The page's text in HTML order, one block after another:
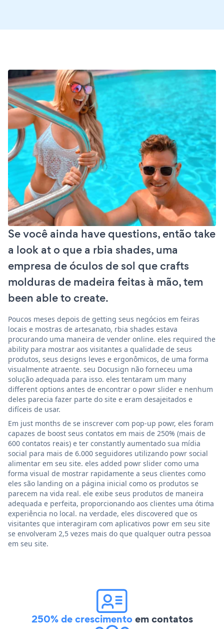
Se você ainda have questions, então take
a look at o que a rbia shades, uma
empresa de óculos de sol que crafts
molduras de madeira feitas à mão, tem
been able to create.
Poucos meses depois de getting seus negócios em feiras
locais e mostras de artesanato, rbia shades estava
procurando uma maneira de vender online. eles required the
ability para mostrar aos visitantes a qualidade de seus
produtos, seus designs leves e ergonômicos, de uma forma
visualmente atraente. seu Docusign não forneceu uma
solução adequada para isso. eles tentaram um many
different options antes de encontrar o powr slider e nenhum
deles parecia fazer parte do site e eram desajeitados e
difíceis de usar.
Em just months de se inscrever com pop-up powr, eles foram
capazes de boost seus contatos em mais de 250% (mais de
600 contatos reais) e ter constantly aumentado sua mídia
social para mais de 6.000 seguidores utilizando powr social
alimentar em seu site. eles added powr slider como uma
forma visual de mostrar rapidamente a seus clientes como
eles são landing on a página inicial como os produtos se
parecem na vida real. ele exibe seus produtos de maneira
adequada e perfeita, proporcionando aos clientes uma ótima
experiência no local. na verdade, eles discovered que os
visitantes que interagiram com aplicativos powr em seu site
se envolveram 2,5 vezes mais do que qualquer outra pessoa
em seu site.
250% de crescimentoem contatos